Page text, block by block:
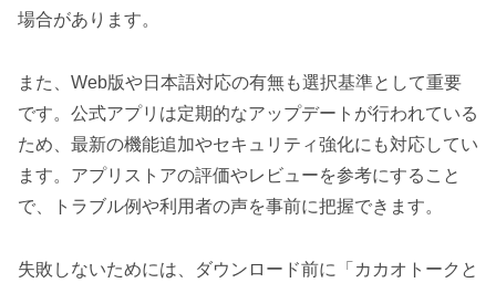
場合があります。
また、Web版や日本語対応の有無も選択基準として重要
です。公式アプリは定期的なアップデートが行われている
ため、最新の機能追加やセキュリティ強化にも対応してい
ます。アプリストアの評価やレビューを参考にすること
で、トラブル例や利用者の声を事前に把握できます。
失敗しないためには、ダウンロード前に「カカオトークと